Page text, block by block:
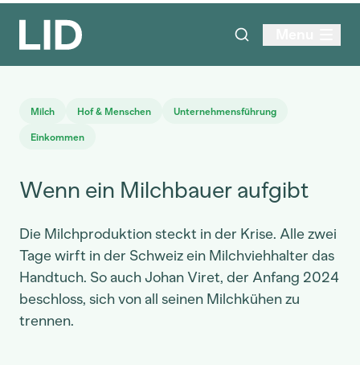
Milch Hof & Menschen Unternehmensführung
Einkommen
Wenn ein Milchbauer aufgibt
Die Milchproduktion steckt in der Krise. Alle zwei
Tage wirft in der Schweiz ein Milchviehhalter das
Handtuch. So auch Johan Viret, der Anfang 2024
beschloss, sich von all seinen Milchkühen zu
trennen.